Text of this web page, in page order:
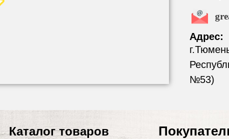
№53)
Адрес:
Каталог товаров